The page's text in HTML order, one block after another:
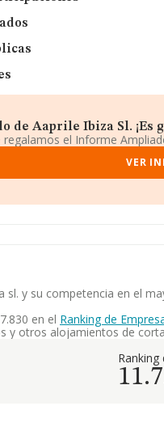
de Aaprile Ibiza Sl. ¡Es
el Informe
VER
sl. y su competencia en el
en el Ranking de
y otros alojamientos de
Ranking